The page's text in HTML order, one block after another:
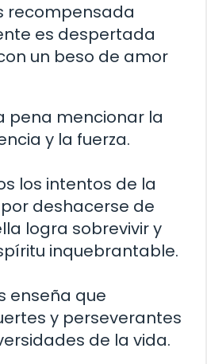
recompensada
es despertada
un beso de amor
pena mencionar la
y la fuerza.
los intentos de la
deshacerse de
logra sobrevivir y
inquebrantable.
enseña que
y perseverantes
de la vida.